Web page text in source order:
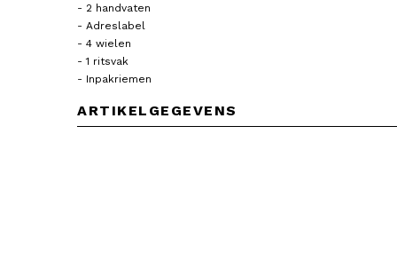
- 2 handvaten
- Adreslabel
- 4 wielen
- 1 ritsvak
- Inpakriemen
ARTIKELGEGEVENS